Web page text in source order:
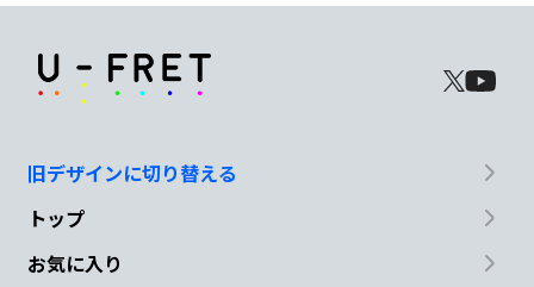
I was shivering
I didn't mean to hurt
G
旧デザインに切り替える
トップ
お気に入り